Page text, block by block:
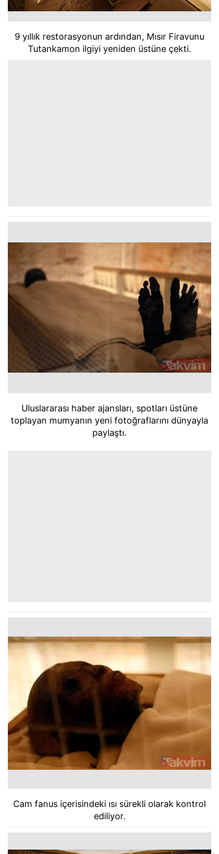
9 yıllık restorasyonun ardından, Mısır Firavunu
Tutankamon ilgiyi yeniden üstüne çekti.
Uluslararası haber ajansları, spotları üstüne
toplayan mumyanın yeni fotoğraflarını dünyayla
paylaştı.
Cam fanus içerisindeki ısı sürekli olarak kontrol
ediliyor.